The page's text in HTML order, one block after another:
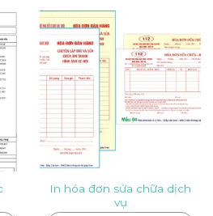
In hóa đơn sửa chữa dịch
vụ